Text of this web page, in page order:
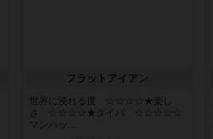
フラットアイアン
世界に浸れる度 ☆☆☆☆★楽し
さ ☆☆☆☆★タイパ ☆☆☆☆☆
マンハッ...